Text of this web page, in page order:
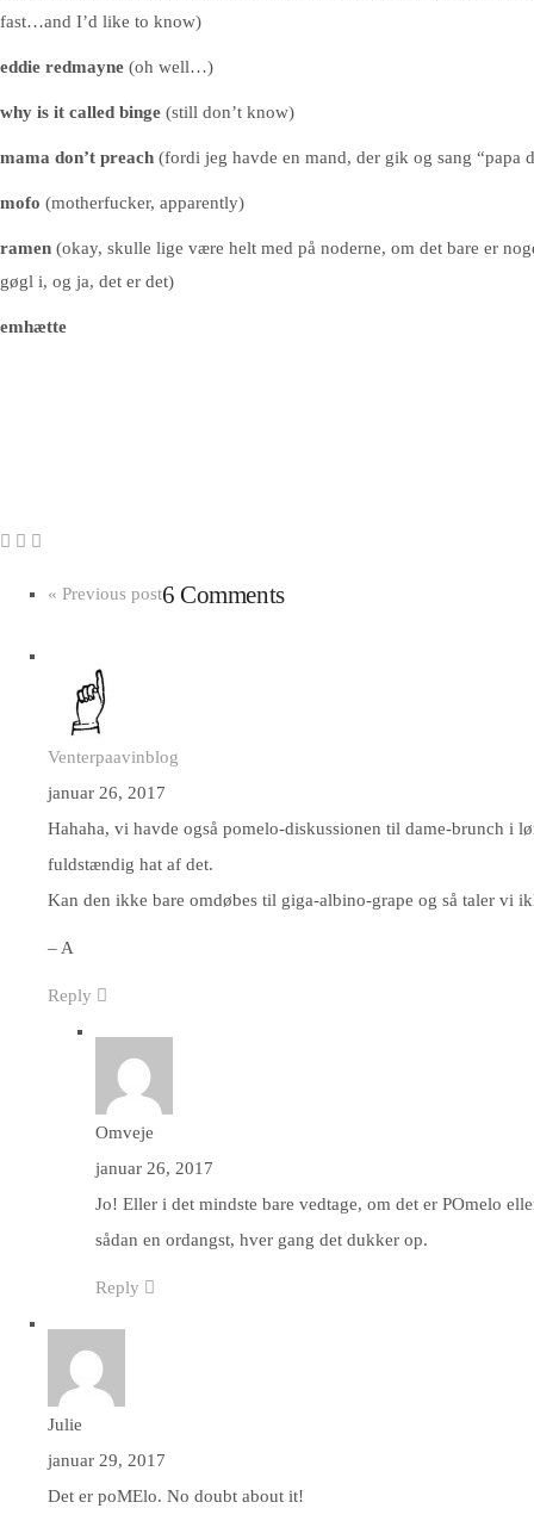
fast…and I’d like to know)
eddie redmayne (oh well…)
why is it called binge (still don’t know)
mama don’t preach (fordi jeg havde en mand, der gik og sang “papa
mofo (motherfucker, apparently)
ramen (okay, skulle lige være helt med på noderne, om det bare er
gøgl i, og ja, det er det)
emhætte
« Previous post6 Comments
Venterpaavinblog
januar 26, 2017
Hahaha, vi havde også pomelo-diskussionen til dame-brunch i
fuldstændig hat af det.
Kan den ikke bare omdøbes til giga-albino-grape og så taler vi
– A
Reply
Omveje
januar 26, 2017
Jo! Eller i det mindste bare vedtage, om det er POmelo
sådan en ordangst, hver gang det dukker op.
Reply
Julie
januar 29, 2017
Det er poMElo. No doubt about it!